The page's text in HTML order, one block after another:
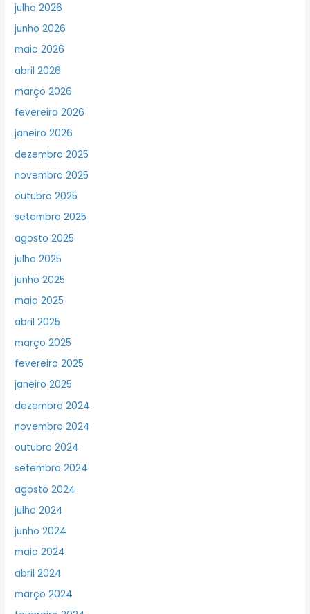
julho 2026
junho 2026
maio 2026
abril 2026
março 2026
fevereiro 2026
janeiro 2026
dezembro 2025
novembro 2025
outubro 2025
setembro 2025
agosto 2025
julho 2025
junho 2025
maio 2025
abril 2025
março 2025
fevereiro 2025
janeiro 2025
dezembro 2024
novembro 2024
outubro 2024
setembro 2024
agosto 2024
julho 2024
junho 2024
maio 2024
abril 2024
março 2024